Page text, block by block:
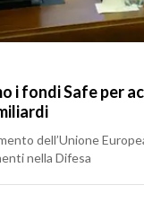
i fondi Safe per
dell’Unione
nella Difesa